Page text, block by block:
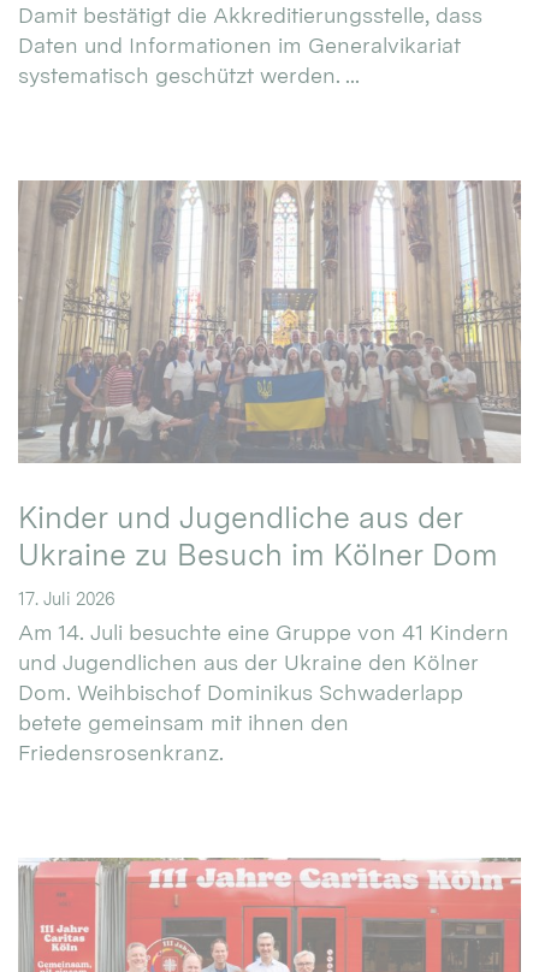
Damit bestätigt die Akkreditierungsstelle, dass
Daten und Informationen im Generalvikariat
systematisch geschützt werden. ...
Kinder und Jugendliche aus der
Ukraine zu Besuch im Kölner Dom
17. Juli 2026
Am 14. Juli besuchte eine Gruppe von 41 Kindern
und Jugendlichen aus der Ukraine den Kölner
Dom. Weihbischof Dominikus Schwaderlapp
betete gemeinsam mit ihnen den
Friedensrosenkranz.